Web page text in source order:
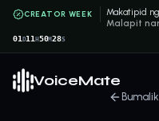
CREATOR WEEK Makatipid
Malapit
01D11H 50M28S
VoiceMate